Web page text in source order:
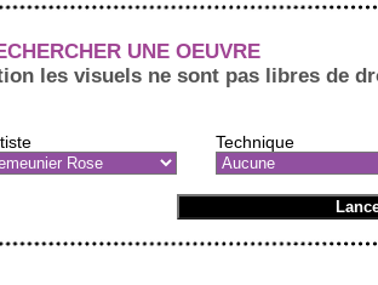
UNE OEUVRE
les visuels ne sont pas libres de
Technique